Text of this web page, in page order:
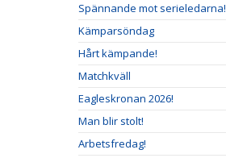
Spännande mot serieledarna!
Kämparsöndag
Hårt kämpande!
Matchkväll
Eagleskronan 2026!
Man blir stolt!
Arbetsfredag!